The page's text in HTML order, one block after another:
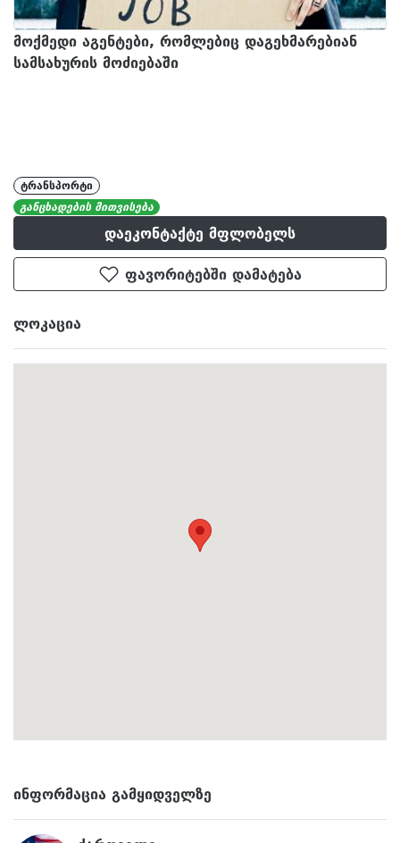
მოქმედი აგენტები, რომლებიც დაგეხმარებიან
სამსახურის მოძიებაში
ტრანსპორტი
განცხადების მითვისება
დაეკონტაქტე მფლობელს
ფავორიტებში დამატება
ᲚᲝᲙᲐᲪᲘᲐ
ᲘᲜᲤᲝᲠᲛᲐᲪᲘᲐ ᲒᲐᲛᲧᲘᲓᲕᲔᲚᲖᲔ